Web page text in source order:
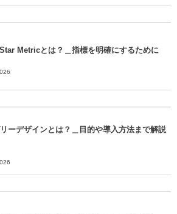
Metricとは？＿指標を明確にするために
ーデザインとは？＿目的や導入方法まで解説